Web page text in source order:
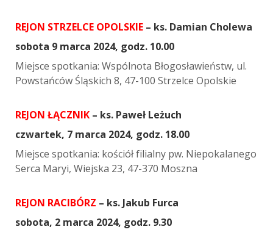
REJON STRZELCE OPOLSKIE – ks. Damian Cholewa
sobota 9 marca 2024, godz. 10.00
Miejsce spotkania: Wspólnota Błogosławieństw, ul.
Powstańców Śląskich 8, 47-100 Strzelce Opolskie
REJON ŁĄCZNIK – ks. Paweł Leżuch
czwartek, 7 marca 2024, godz. 18.00
Miejsce spotkania: kościół filialny pw. Niepokalanego
Serca Maryi, Wiejska 23, 47-370 Moszna
REJON RACIBÓRZ – ks. Jakub Furca
sobota, 2 marca 2024, godz. 9.30